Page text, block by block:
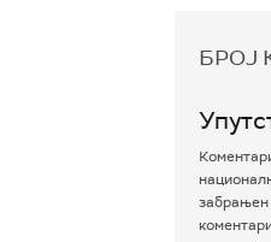
БРОЈ
забрањен